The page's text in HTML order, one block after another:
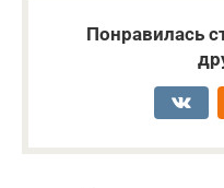
Понравилась